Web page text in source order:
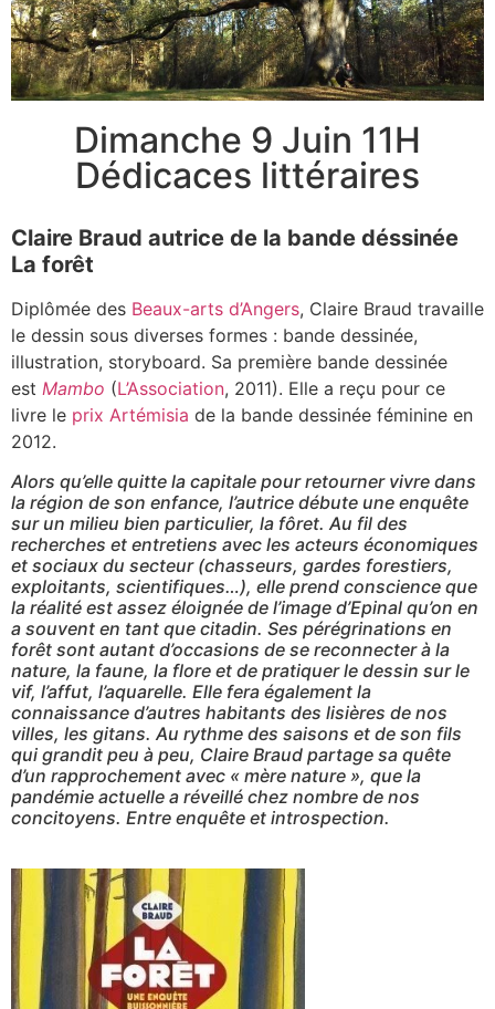
Dimanche 9 Juin 11H
Dédicaces littéraires
Claire Braud autrice de la bande déssinée
La forêt
Diplômée des Beaux-arts d’Angers, Claire Braud travaille
le dessin sous diverses formes : bande dessinée,
illustration, storyboard. Sa première bande dessinée
est Mambo (L’Association, 2011). Elle a reçu pour ce
livre le prix Artémisia de la bande dessinée féminine en
2012.
Alors qu’elle quitte la capitale pour retourner vivre dans
la région de son enfance, l’autrice débute une enquête
sur un milieu bien particulier, la fôret. Au fil des
recherches et entretiens avec les acteurs économiques
et sociaux du secteur (chasseurs, gardes forestiers,
exploitants, scientifiques…), elle prend conscience que
la réalité est assez éloignée de l’image d’Epinal qu’on en
a souvent en tant que citadin. Ses pérégrinations en
forêt sont autant d’occasions de se reconnecter à la
nature, la faune, la flore et de pratiquer le dessin sur le
vif, l’affut, l’aquarelle. Elle fera également la
connaissance d’autres habitants des lisières de nos
villes, les gitans. Au rythme des saisons et de son fils
qui grandit peu à peu, Claire Braud partage sa quête
d’un rapprochement avec « mère nature », que la
pandémie actuelle a réveillé chez nombre de nos
concitoyens. Entre enquête et introspection.